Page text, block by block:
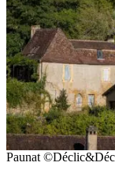
Paunat